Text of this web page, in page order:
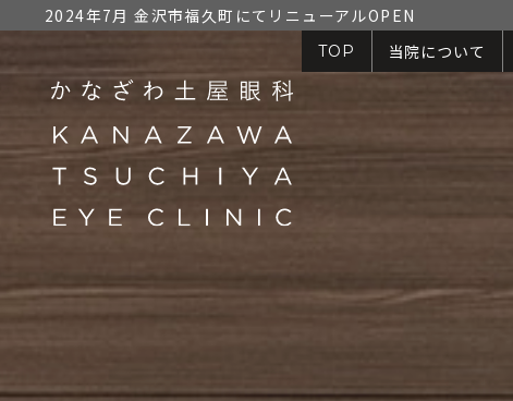
2024年7月 金沢市福久町にてリニューアルOPEN
TOP 当院について